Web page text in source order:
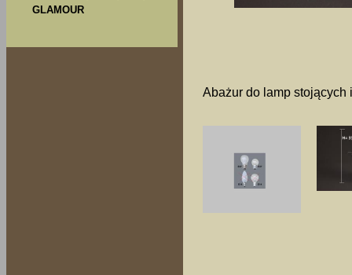
GLAMOUR
Abażur do lamp stojących